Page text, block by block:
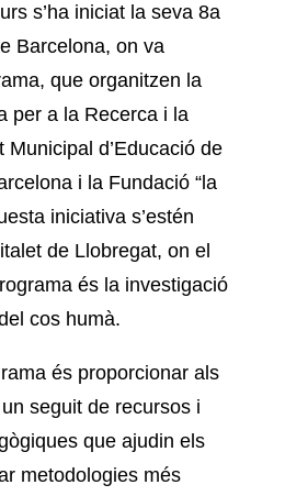
s’ha iniciat la seva 8a
Barcelona, on va
que organitzen la
per a la Recerca i la
Municipal d’Educació de
i la Fundació “la
iniciativa s’estén
de Llobregat, on el
és la investigació
cos humà.
és proporcionar als
seguit de recursos i
que ajudin els
metodologies més